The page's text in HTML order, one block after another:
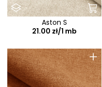
Aston S
21.00 zł/1 mb
+